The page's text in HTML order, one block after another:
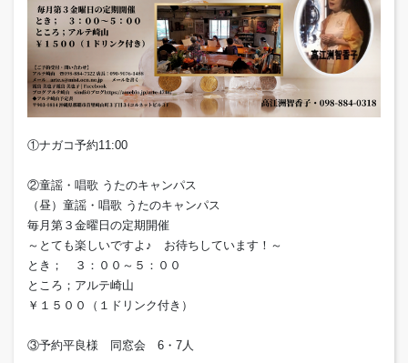
①ナガコ予約11:00
②童謡・唱歌 うたのキャンパス
（昼）童謡・唱歌 うたのキャンパス
毎月第３金曜日の定期開催
～とても楽しいですよ♪ お待ちしています！～
とき； ３：００～５：００
ところ；アルテ崎山
￥１５００（１ドリンク付き）
③予約平良様 同窓会 6・7人